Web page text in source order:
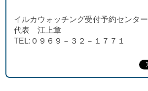
イルカウォッチング受付予約センター
代表 江上章
TEL:０９６９－３２－１７７１